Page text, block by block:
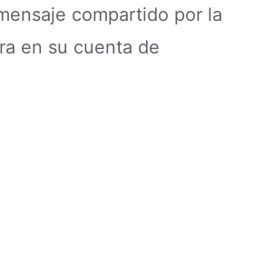
compartido por la
en su cuenta de